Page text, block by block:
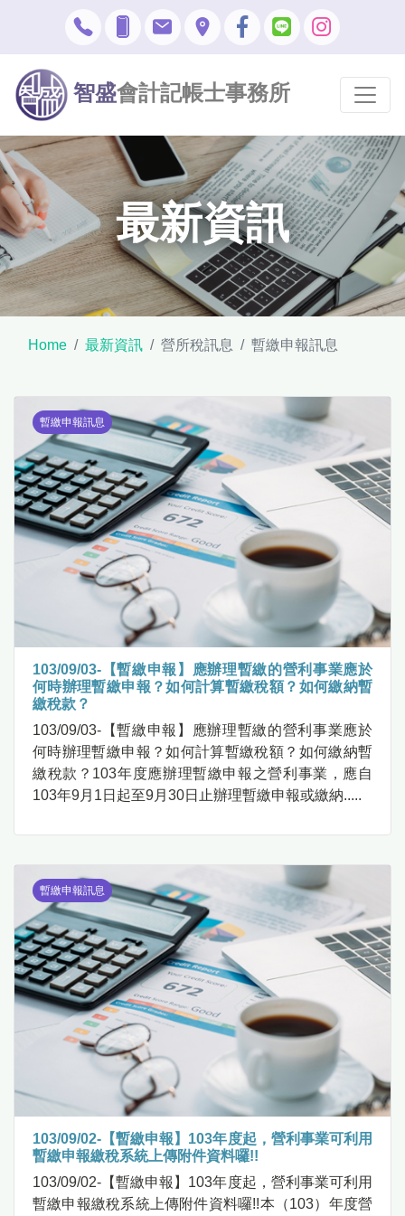
智盛會計記帳士事務所
最新資訊
Home 最新資訊 營所稅訊息 暫繳申報訊息
暫繳申報訊息
103/09/03-【暫繳申報】應辦理暫繳的營利事業應於
何時辦理暫繳申報？如何計算暫繳稅額？如何繳納暫
繳稅款？
103/09/03-【暫繳申報】應辦理暫繳的營利事業應於
何時辦理暫繳申報？如何計算暫繳稅額？如何繳納暫
繳稅款？103年度應辦理暫繳申報之營利事業，應自
103年9月1日起至9月30日止辦理暫繳申報或繳納.....
暫繳申報訊息
103/09/02-【暫繳申報】103年度起，營利事業可利用
暫繳申報繳稅系統上傳附件資料囉!!
103/09/02-【暫繳申報】103年度起，營利事業可利用
暫繳申報繳稅系統上傳附件資料囉!!本（103）年度營